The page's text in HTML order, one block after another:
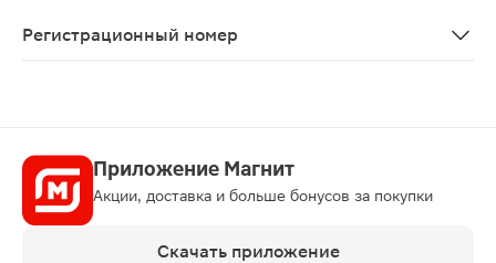
Регистрационный номер
Приложение Магнит
Акции, доставка и больше бонусов за покупки
Скачать приложение